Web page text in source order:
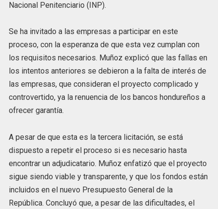
Nacional Penitenciario (INP).
Se ha invitado a las empresas a participar en este
proceso, con la esperanza de que esta vez cumplan con
los requisitos necesarios. Muñoz explicó que las fallas en
los intentos anteriores se debieron a la falta de interés de
las empresas, que consideran el proyecto complicado y
controvertido, ya la renuencia de los bancos hondureños a
ofrecer garantía.
A pesar de que esta es la tercera licitación, se está
dispuesto a repetir el proceso si es necesario hasta
encontrar un adjudicatario. Muñoz enfatizó que el proyecto
sigue siendo viable y transparente, y que los fondos están
incluidos en el nuevo Presupuesto General de la
República. Concluyó que, a pesar de las dificultades, el